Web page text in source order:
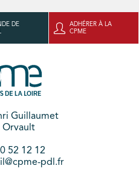
DE
ADHÉRER À LA
CPME
Guillaumet
Orvault
52 12 12
pdl.fr